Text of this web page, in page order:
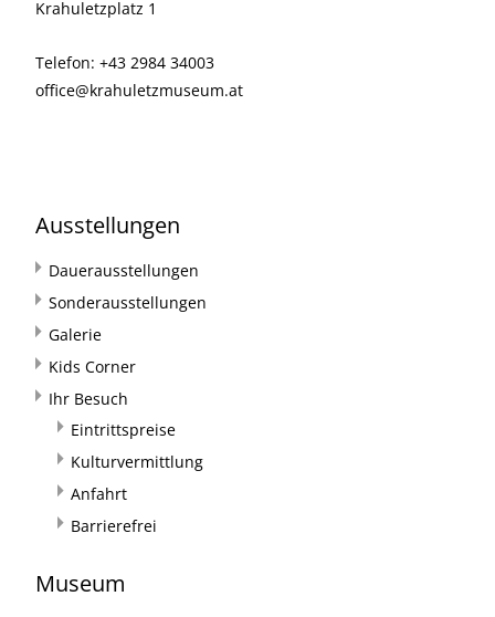
Krahuletzplatz 1
Telefon: +43 2984 34003
office@krahuletzmuseum.at
Ausstellungen
Dauerausstellungen
Sonderausstellungen
Galerie
Kids Corner
Ihr Besuch
Eintrittspreise
Kulturvermittlung
Anfahrt
Barrierefrei
Museum